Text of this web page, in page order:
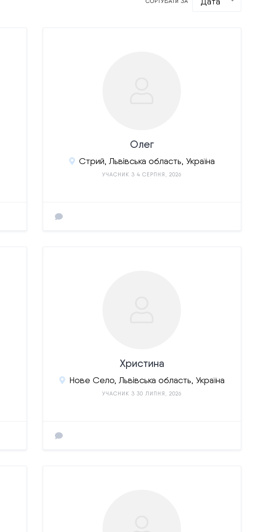
СОРТУВАТИ ЗА
Олег
Стрий, Львівська область, Україна
УЧАСНИК З 4 СЕРПНЯ, 2026
Христина
Нове Село, Львівська область, Україна
УЧАСНИК З 30 ЛИПНЯ, 2026